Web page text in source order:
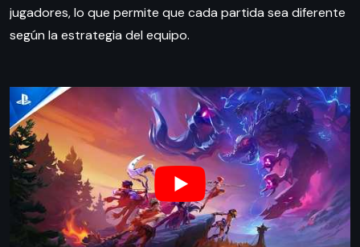
jugadores, lo que permite que cada partida sea diferente
según la estrategia del equipo.